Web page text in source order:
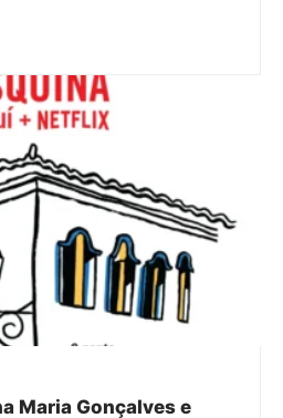
Maria Gonçalves e